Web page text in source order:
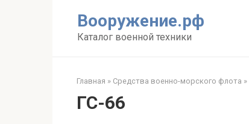
Вооружение.рф
Каталог военной техники
Главная » Средства военно-морского флота »
ГС-66